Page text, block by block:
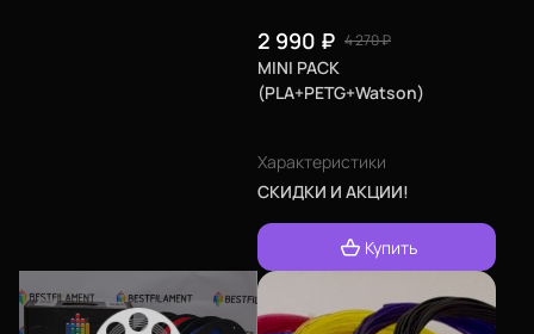
2 990 ₽ 4 270₽
MINI PACK
(PLA+PETG+Watson)
Характеристики
СКИДКИ И АКЦИИ!
Купить